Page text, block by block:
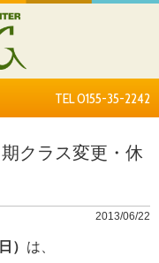
TEL 0155-35-2242
クラス変更・休
2013/06/22
） は、